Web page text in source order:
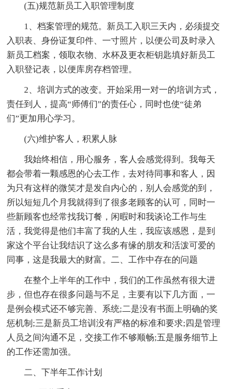
(五)规范新员工入职管理制度
1、档案管理的规范。新员工入职三天内，必须提交
入职表、身份证复印件、一寸照片，以便公司及时录入
新员工档案，领取衣物、水杯及更衣柜钥匙填好新员工
入职登记表，以便库房存档管理。
2、培训方式的改变。开始采用一对一的培训方式，
责任到人，提高“师傅们”的责任心，同时也使“徒弟
们”更加用心学习。
(六)维护客人，积累人脉
我始终相信，用心服务，客人会感觉得到。我每天
都会带着一颗感恩的心去工作，去对待同事和客人，因
为只有这样的微笑才是发自内心的，别人会感觉的到，
所以短短几个月我就得到了很多老顾客的认可，同时一
些新顾客也经常找我订餐，闲暇时和我谈论工作与生
活，我觉得是他们丰富了我的人生，我应该感恩，是到
家这个平台让我结识了这么多有缘的朋友和活泼可爱的
同事，这是我最大的财富。二、工作中存在的问题
在整个上半年的工作中，我们的工作虽然有很大进
步，但也存在很多问题与不足，主要有以下几方面，一
是例会模式还不够完善、系统;二是没有书面上明确的奖
惩机制;三是新员工培训没有严格的标准和要求;四是管理
人员之间沟通不足，交接工作不够顺畅;五是服务细节上
的工作还需加强。
二、下半年工作计划